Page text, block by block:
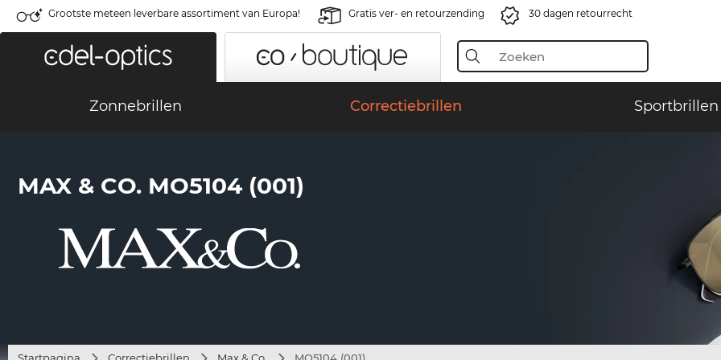
Grootste meteen leverbare assortiment van Europa! Gratis ver- en retourzending 30 dagen retourrecht
Zonnebrillen Correctiebrillen Sportbrillen
MAX & CO. MO5104 (001)